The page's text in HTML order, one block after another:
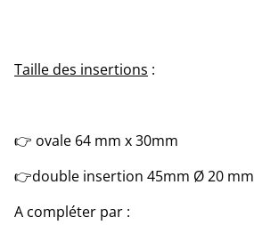
Taille des insertions :
👉 ovale 64 mm x 30mm
👉double insertion 45mm Ø 20 mm
A compléter par :